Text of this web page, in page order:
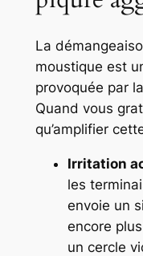
La
moustique est
provoquée par
Quand vous
qu’amplifier
Irritation
les
envoie un
encore
un cercle